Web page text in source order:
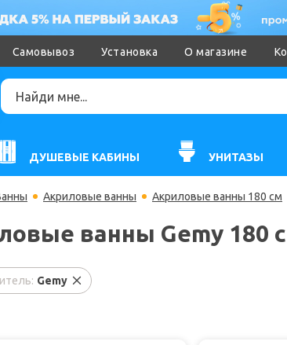
Самовывоз Установка О магазине
ДУШЕВЫЕ КАБИНЫ УНИТАЗЫ
Акриловые ванны Акриловые ванны 180 см
ванны Gemy 180
Gemy